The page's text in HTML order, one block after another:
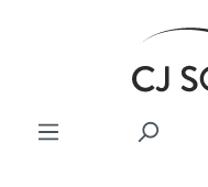
Zum Hauptinhalt springen